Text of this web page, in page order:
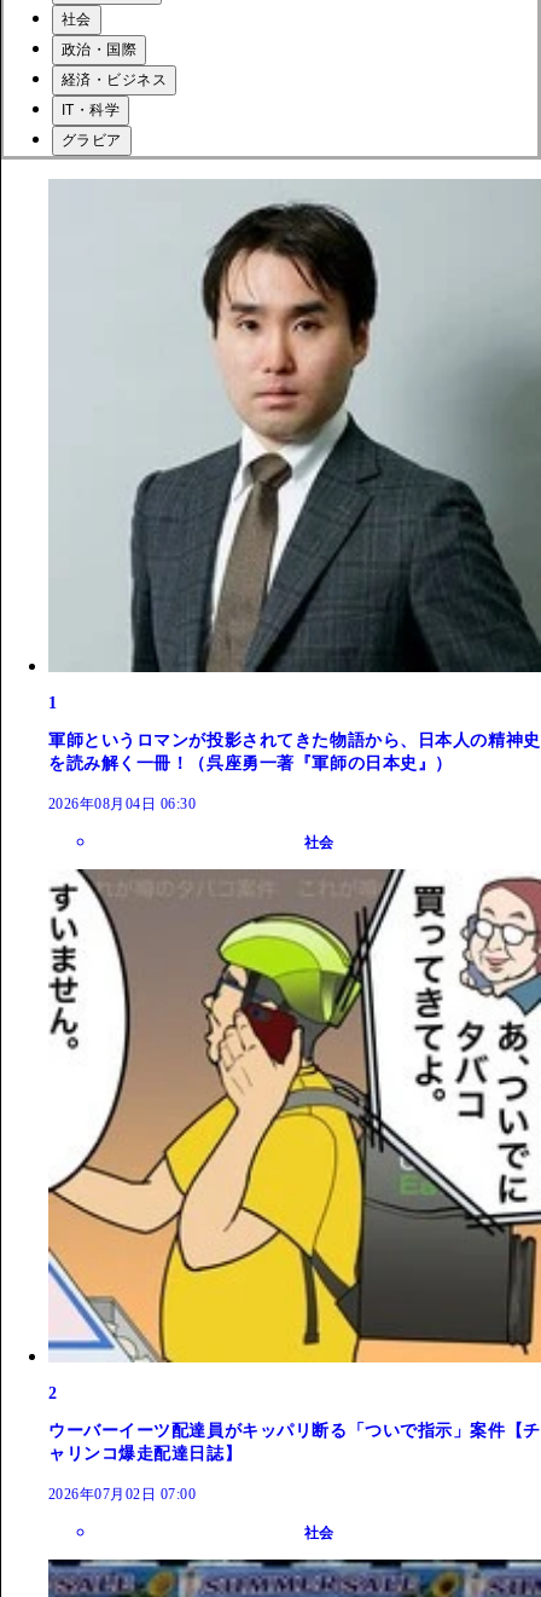
社会
政治・国際
経済・ビジネス
IT・科学
グラビア
1
軍師というロマンが投影されてきた物語から、日本人の精神史
を読み解く一冊！（呉座勇一著『軍師の日本史』）
2026年08月04日 06:30
社会
2
ウーバーイーツ配達員がキッパリ断る「ついで指示」案件【チ
ャリンコ爆走配達日誌】
2026年07月02日 07:00
社会